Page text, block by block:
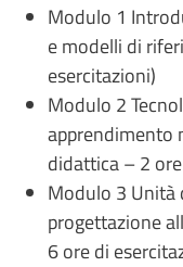
Modulo 1
e modelli di
esercitazioni)
Modulo 2
apprendimento
didattica – 2
Modulo 3 Unità
progettazione
6 ore di